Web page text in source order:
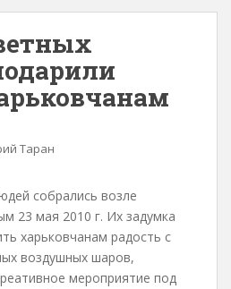
Таран
собрались возле
23 мая 2010 г. Их задумка
харьковчанам радость с
воздушных шаров,
мероприятие под